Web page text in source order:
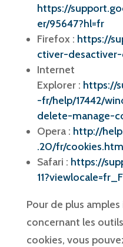
https://
er/95647?hl=fr
Firefox : https://
ctiver-
Internet
Explorer : https://
-fr/help/17442/
delete-manage-
Opera : http://
.20/fr/
Safari : https://
Pour de plus
concernant les
cookies, vous